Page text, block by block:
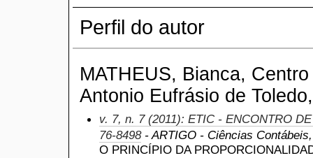
Perfil do autor
MATHEUS, Bianca,
Antonio Eufrásio de
v. 7, n. 7 (2011): ETIC - ENCONTRO
76-8498- ARTIGO - Ciências
O PRINCÍPIO DA